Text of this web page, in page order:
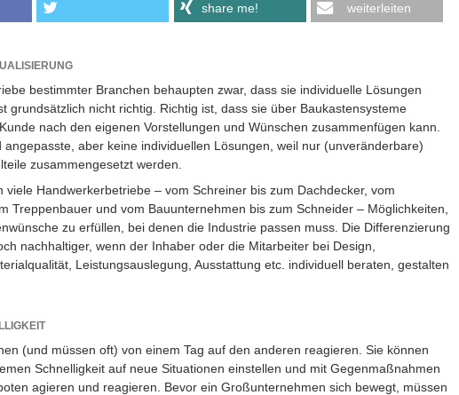
share me! weiterleiten
bestimmter Branchen behaupten zwar, dass sie individuelle Lösungen
grundsätzlich nicht richtig. Richtig ist, dass sie über Baukastensysteme
nach den eigenen Vorstellungen und Wünschen zusammenfügen kann.
angepasste, aber keine individuellen Lösungen, weil nur (unveränderbare)
zusammengesetzt werden.
viele Handwerkerbetriebe – vom Schreiner bis zum Dachdecker, vom
Treppenbauer und vom Bauunternehmen bis zum Schneider – Möglichkeiten,
zu erfüllen, bei denen die Industrie passen muss. Die Differenzierung
nachhaltiger, wenn der Inhaber oder die Mitarbeiter bei Design,
Leistungsauslegung, Ausstattung etc. individuell beraten, gestalten
(und müssen oft) von einem Tag auf den anderen reagieren. Sie können
Schnelligkeit auf neue Situationen einstellen und mit Gegenmaßnahmen
agieren und reagieren. Bevor ein Großunternehmen sich bewegt, müssen